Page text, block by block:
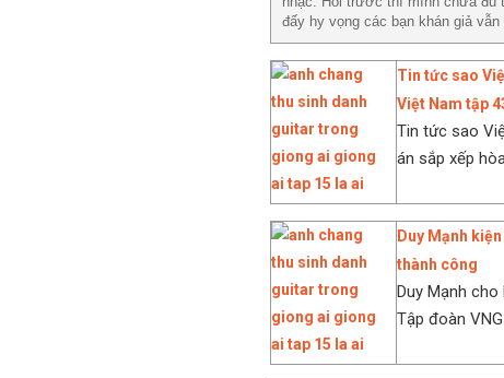
đấy hy vọng các bạn khán giả
Tin tức sao
Việt Nam tập
Tin tức sao
án sắp xếp
Duy Mạnh
thành công
Duy Mạnh
Tập đoàn